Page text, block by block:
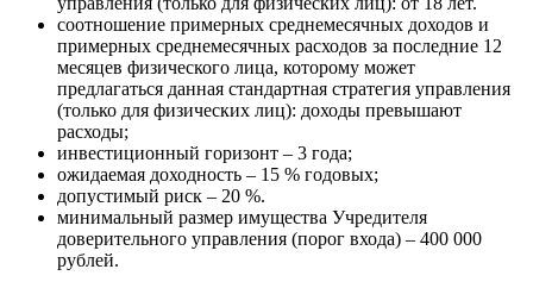
соотношение примерных среднемесячных доходов и
примерных среднемесячных расходов за последние 12
месяцев физического лица, которому может
предлагаться данная стандартная стратегия управления
(только для физических лиц): доходы превышают
расходы;
инвестиционный горизонт – 3 года;
ожидаемая доходность – 15 % годовых;
допустимый риск – 20 %.
минимальный размер имущества Учредителя
доверительного управления (порог входа) – 400 000
рублей.